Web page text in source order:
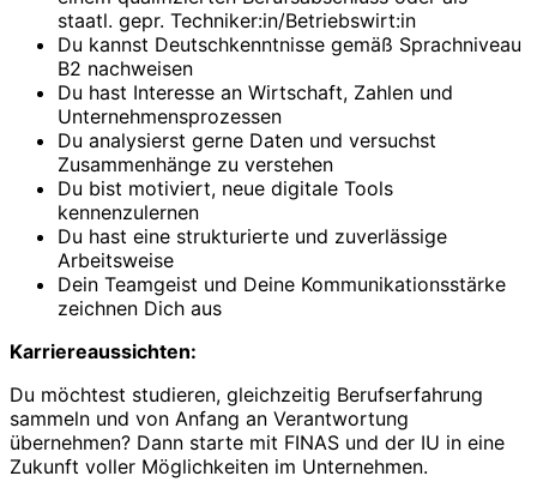
staatl. gepr. Techniker:in/Betriebswirt:in
Du kannst Deutschkenntnisse gemäß Sprachniveau
B2 nachweisen
Du hast Interesse an Wirtschaft, Zahlen und
Unternehmensprozessen
Du analysierst gerne Daten und versuchst
Zusammenhänge zu verstehen
Du bist motiviert, neue digitale Tools
kennenzulernen
Du hast eine strukturierte und zuverlässige
Arbeitsweise
Dein Teamgeist und Deine Kommunikationsstärke
zeichnen Dich aus
Karriereaussichten:
Du möchtest studieren, gleichzeitig Berufserfahrung
sammeln und von Anfang an Verantwortung
übernehmen? Dann starte mit FINAS und der IU in eine
Zukunft voller Möglichkeiten im Unternehmen.